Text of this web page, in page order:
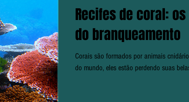
Recifes de coral:
do branqueamento
Corais são formados por animais
do mundo, eles estão perdendo suas